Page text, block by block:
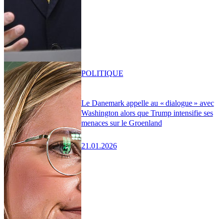
Le Danemark appelle au « dialogue » avec
Washington alors que Trump intensifie ses
menaces sur le Groenland
21.01.2026
POLITIQUE